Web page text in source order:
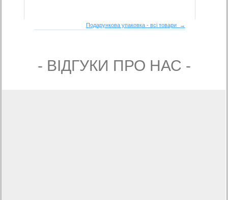
Подарункова упаковка - всі товари →
- ВIДГУКИ ПРО НАС -